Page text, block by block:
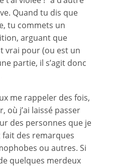
Quand tu dis que
tu commets un
arguant que
vrai pour (ou est un
partie, il s’agit donc
me rappeler des fois,
où j’ai laissé passer
des personnes que je
des remarques
ou autres. Si
quelques merdeux